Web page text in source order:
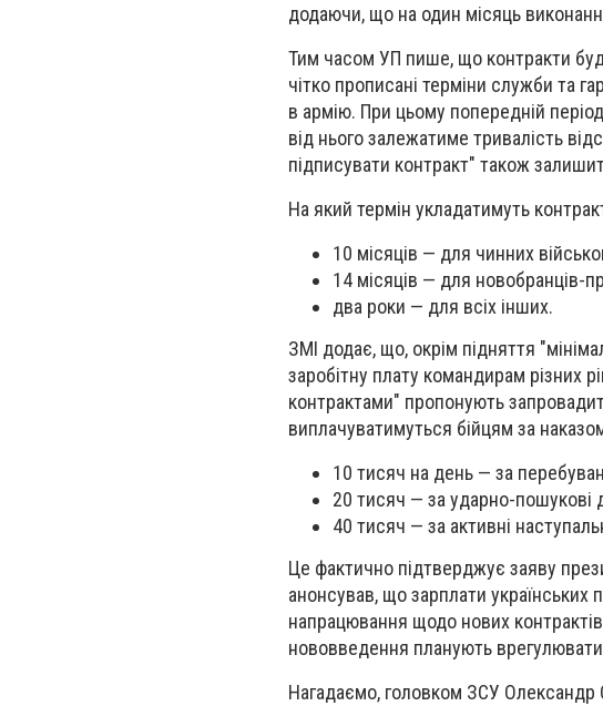
додаючи, що на один місяць
Тим часом УП пише, що контракти
чітко прописані терміни служби та
в армію. При цьому попередній
від нього залежатиме тривалість
підписувати контракт" також
На який термін укладатимуть
10 місяців — для чинних
14 місяців — для новобранців-
два роки — для всіх інших.
ЗМІ додає, що, окрім підняття
заробітну плату командирам різних
контрактами" пропонують
виплачуватимуться бійцям за
10 тисяч на день — за
20 тисяч — за ударно-пошукові
40 тисяч — за активні
Це фактично підтверджує заяву
анонсував, що зарплати українських
напрацювання щодо нових
нововведення планують
Нагадаємо, головком ЗСУ Олександр